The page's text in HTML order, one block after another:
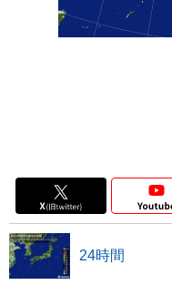
24時間